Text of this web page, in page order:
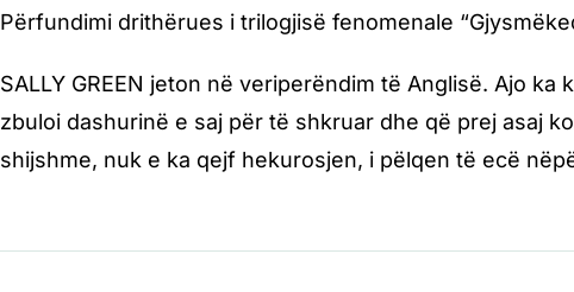
Përfundimi drithërues i trilogjisë fenomenale
SALLY GREEN jeton në veriperëndim të Anglisë. Ajo
zbuloi dashurinë e saj për të shkruar dhe që prej asaj
shijshme, nuk e ka qejf hekurosjen, i pëlqen të ecë